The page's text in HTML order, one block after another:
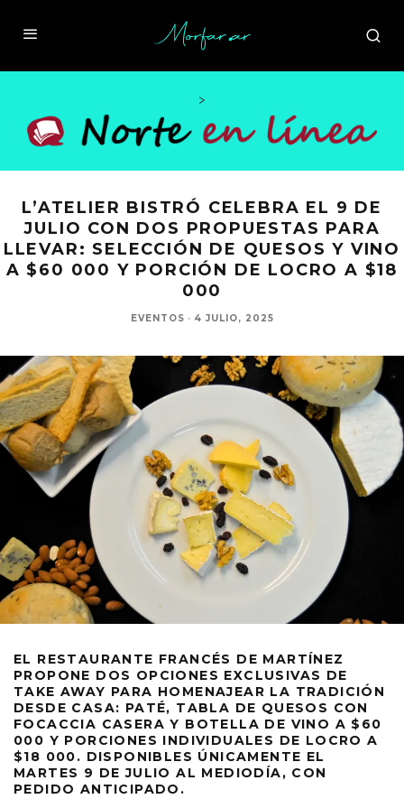
>
L’ATELIER BISTRÓ CELEBRA EL 9 DE
JULIO CON DOS PROPUESTAS PARA
LLEVAR: SELECCIÓN DE QUESOS Y VINO
A $60 000 Y PORCIÓN DE LOCRO A $18
000
EVENTOS · 4 JULIO, 2025
EL RESTAURANTE FRANCÉS DE MARTÍNEZ
PROPONE DOS OPCIONES EXCLUSIVAS DE
TAKE AWAY PARA HOMENAJEAR LA TRADICIÓN
DESDE CASA: PATÉ, TABLA DE QUESOS CON
FOCACCIA CASERA Y BOTELLA DE VINO A $60
000 Y PORCIONES INDIVIDUALES DE LOCRO A
$18 000. DISPONIBLES ÚNICAMENTE EL
MARTES 9 DE JULIO AL MEDIODÍA, CON
PEDIDO ANTICIPADO.